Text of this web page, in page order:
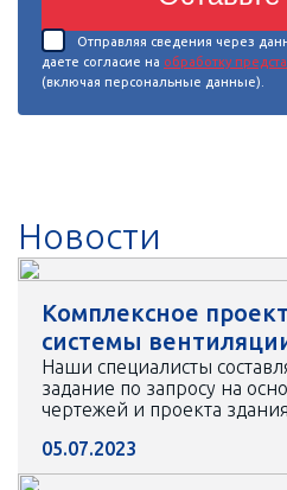
Отправляя сведения через
даете согласие на обработку
(включая персональные данные).
Новости
Комплексное
системы
Наши специалисты
задание по запросу на
чертежей и проекта
05.07.2023